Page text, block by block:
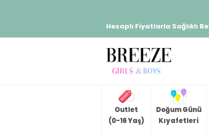
Hesaplı Fiyatlarla Sağlıklı
Outlet
(0-16 Yaş)
Doğum Günü
Kıyafetleri